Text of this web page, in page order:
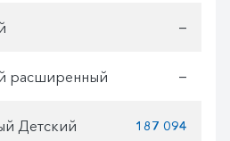
—
расширенный —
Детский 187 094